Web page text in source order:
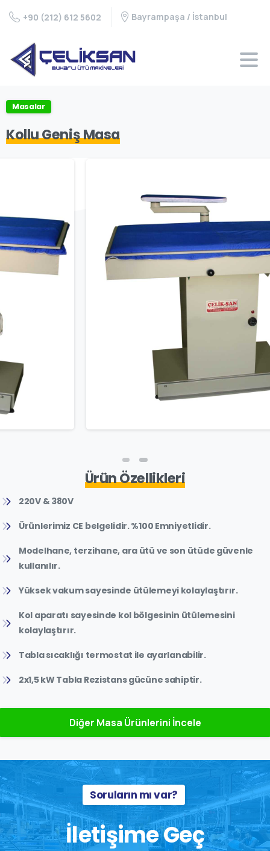
+90 (212) 612 5602 Bayrampaşa / İstanbul
Masalar
Kollu Geniş Masa
Ürün Özellikleri
220V & 380V
Ürünlerimiz CE belgelidir. %100 Emniyetlidir.
Modelhane, terzihane, ara ütü ve son ütüde güvenle
kullanılır.
Yüksek vakum sayesinde ütülemeyi kolaylaştırır.
Kol aparatı sayesinde kol bölgesinin ütülemesini
kolaylaştırır.
Tabla sıcaklığı termostat ile ayarlanabilir.
2x1,5 kW Tabla Rezistans gücüne sahiptir.
Diğer Masa Ürünlerini İncele
Soruların mı var?
İletişimeGeç